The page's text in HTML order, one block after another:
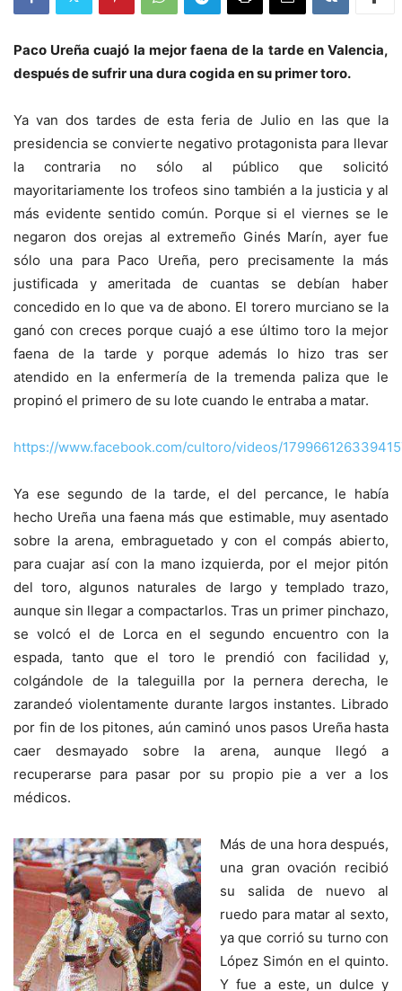
Paco Ureña cuajó la mejor faena de la tarde en Valencia,
después de sufrir una dura cogida en su primer toro.
Ya van dos tardes de esta feria de Julio en las que la
presidencia se convierte negativo protagonista para llevar
la contraria no sólo al público que solicitó
mayoritariamente los trofeos sino también a la justicia y al
más evidente sentido común. Porque si el viernes se le
negaron dos orejas al extremeño Ginés Marín, ayer fue
sólo una para Paco Ureña, pero precisamente la más
justificada y ameritada de cuantas se debían haber
concedido en lo que va de abono. El torero murciano se la
ganó con creces porque cuajó a ese último toro la mejor
faena de la tarde y porque además lo hizo tras ser
atendido en la enfermería de la tremenda paliza que le
propinó el primero de su lote cuando le entraba a matar.
https://www.facebook.com/cultoro/videos/
Ya ese segundo de la tarde, el del percance, le había
hecho Ureña una faena más que estimable, muy asentado
sobre la arena, embraguetado y con el compás abierto,
para cuajar así con la mano izquierda, por el mejor pitón
del toro, algunos naturales de largo y templado trazo,
aunque sin llegar a compactarlos. Tras un primer pinchazo,
se volcó el de Lorca en el segundo encuentro con la
espada, tanto que el toro le prendió con facilidad y,
colgándole de la taleguilla por la pernera derecha, le
zarandeó violentamente durante largos instantes. Librado
por fin de los pitones, aún caminó unos pasos Ureña hasta
caer desmayado sobre la arena, aunque llegó a
recuperarse para pasar por su propio pie a ver a los
médicos.
Más de una hora después,
una gran ovación recibió
su salida de nuevo al
ruedo para matar al sexto,
ya que corrió su turno con
López Simón en el quinto.
Y fue a este, un dulce y